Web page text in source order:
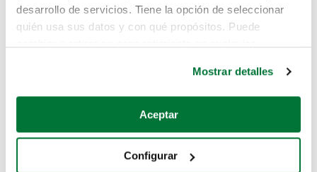
desarrollo de servicios. Tiene la opción de seleccionar
quién usa sus datos y con qué propósitos. Puede
Si lo permite, también quisiéramos:
Recopilar información sobre su ubicación geográfica
Identificar su dispositivo analizándolo activamente
Mostrar detalles
Aceptar
Configurar
Pero puedes encontrar el coche que estás
buscando en alguno de estos enlaces:
Coches de segunda mano
Coches de km0